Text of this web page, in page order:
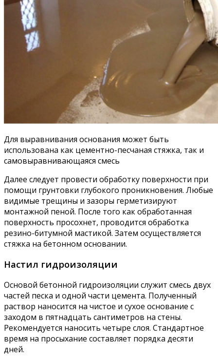
Для выравнивания основания может быть
использована как цементно-песчаная стяжка, так и
самовыравнивающаяся смесь
Далее следует провести обработку поверхности при
помощи грунтовки глубокого проникновения. Любые
видимые трещины и зазоры герметизируют
монтажной пеной. После того как обработанная
поверхность просохнет, проводится обработка
резино-битумной мастикой. Затем осуществляется
стяжка на бетонном основании.
Настил гидроизоляции
Основой бетонной гидроизоляции служит смесь двух
частей песка и одной части цемента. Полученный
раствор наносится на чистое и сухое основание с
заходом в пятнадцать сантиметров на стены.
Рекомендуется наносить четыре слоя. Стандартное
время на просыхание составляет порядка десяти
дней.